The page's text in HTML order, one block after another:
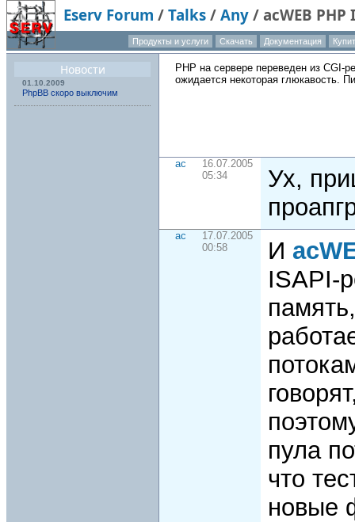
Eserv Forum / Talks / Any / acWEB PHP
Продукты и услуги Скачать Документация
Новости
01.10.2009
PhpBB скоро выключим
PHP на сервере переведен из CGI-
ожидается некоторая глюкавость.
ac
16.07.2005
05:34
Ух,
ac
17.07.2005
00:58
И
ISAPI-
пула
что
новые